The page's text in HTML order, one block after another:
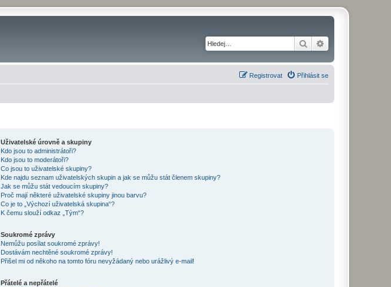
Hledat
Přihlásit se
Registrovat
Uživatelské úrovně a skupiny
Kdo jsou to administrátoři?
Kdo jsou to moderátoři?
Co jsou to uživatelské skupiny?
Kde najdu seznam uživatelských skupin a jak se můžu stát členem skupiny?
Jak se můžu stát vedoucím skupiny?
Proč mají některé uživatelské skupiny jinou barvu?
Co je to „Výchozí uživatelská skupina“?
K čemu slouží odkaz „Tým“?
Soukromé zprávy
Nemůžu posílat soukromé zprávy!
Dostávám nechtěné soukromé zprávy!
Přišel mi od někoho na tomto fóru nevyžádaný nebo urážlivý e-mail!
Přátelé a nepřátelé